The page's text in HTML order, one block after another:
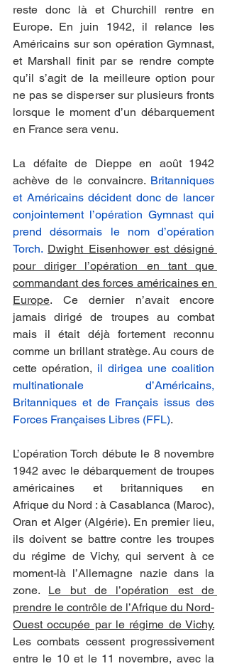
reste donc là et Churchill rentre en
Europe. En juin 1942, il relance les
Américains sur son opération Gymnast,
et Marshall finit par se rendre compte
qu’il s’agit de la meilleure option pour
ne pas se disperser sur plusieurs fronts
lorsque le moment d’un débarquement
en France sera venu.
La défaite de Dieppe en août 1942
achève de le convaincre. Britanniques
et Américains décident donc de lancer
conjointement l’opération Gymnast qui
prend désormais le nom d’opération
Torch. Dwight Eisenhower est désigné
pour diriger l’opération en tant que
commandant des forces américaines en
Europe. Ce dernier n’avait encore
jamais dirigé de troupes au combat
mais il était déjà fortement reconnu
comme un brillant stratège. Au cours de
cette opération, il dirigea une coalition
multinationale d’Américains,
Britanniques et de Français issus des
Forces Françaises Libres (FFL).
L’opération Torch débute le 8 novembre
1942 avec le débarquement de troupes
américaines et britanniques en
Afrique du Nord : à Casablanca (Maroc),
Oran et Alger (Algérie). En premier lieu,
ils doivent se battre contre les troupes
du régime de Vichy, qui servent à ce
moment-là l’Allemagne nazie dans la
zone. Le but de l’opération est de
prendre le contrôle de l’Afrique du Nord-
Ouest occupée par le régime de Vichy.
Les combats cessent progressivement
entre le 10 et le 11 novembre, avec la